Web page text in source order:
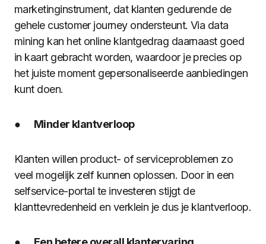
marketinginstrument, dat klanten gedurende de
gehele customer journey ondersteunt. Via data
mining kan het online klantgedrag daarnaast goed
in kaart gebracht worden, waardoor je precies op
het juiste moment gepersonaliseerde aanbiedingen
kunt doen.
● Minder klantverloop
Klanten willen product- of serviceproblemen zo
veel mogelijk zelf kunnen oplossen. Door in een
selfservice-portal te investeren stijgt de
klanttevredenheid en verklein je dus je klantverloop.